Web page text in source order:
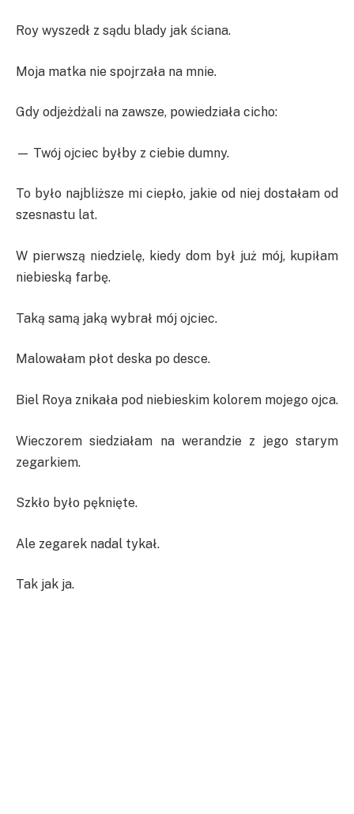
Roy wyszedł z sądu blady jak ściana.
Moja matka nie spojrzała na mnie.
Gdy odjeżdżali na zawsze, powiedziała cicho:
— Twój ojciec byłby z ciebie dumny.
To było najbliższe mi ciepło, jakie od niej dostałam od
szesnastu lat.
W pierwszą niedzielę, kiedy dom był już mój, kupiłam
niebieską farbę.
Taką samą jaką wybrał mój ojciec.
Malowałam płot deska po desce.
Biel Roya znikała pod niebieskim kolorem mojego ojca.
Wieczorem siedziałam na werandzie z jego starym
zegarkiem.
Szkło było pęknięte.
Ale zegarek nadal tykał.
Tak jak ja.